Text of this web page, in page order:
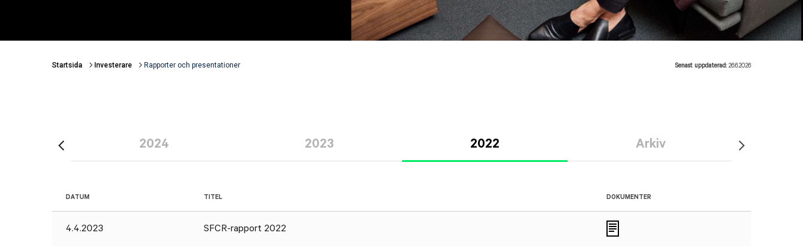
Startsida Investerare Rapporter och presentationer Senast uppdaterad:26.6.2026
2024 2023 2022 Arkiv
DATUM TITEL DOKUMENTER
4.4.2023 SFCR-rapport 2022